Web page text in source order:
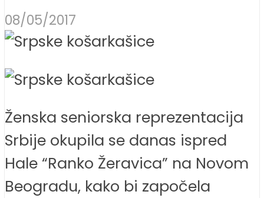
08/05/2017
Ženska seniorska reprezentacija
Srbije okupila se danas ispred
Hale “Ranko Žeravica” na Novom
Beogradu, kako bi započela